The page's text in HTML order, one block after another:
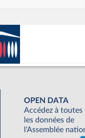
OPEN DATA
Accédez à toutes
les données de
l'Assemblée